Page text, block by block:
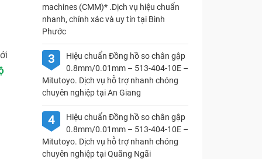
machines (CMM)* .Dịch vụ hiệu chuẩn
nhanh, chính xác và uy tín tại Bình
Phước
3
Hiệu chuẩn Đồng hồ so chân gập
0.8mm/0.01mm – 513-404-10E –
Mitutoyo. Dịch vụ hỗ trợ nhanh chóng
chuyên nghiệp tại An Giang
4
Hiệu chuẩn Đồng hồ so chân gập
0.8mm/0.01mm – 513-404-10E –
Mitutoyo. Dịch vụ hỗ trợ nhanh chóng
chuyên nghiệp tại Quãng Ngãi